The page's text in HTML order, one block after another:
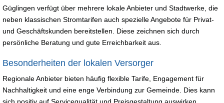
Güglingen verfügt über mehrere lokale Anbieter und Stadtwerke, die
neben klassischen Stromtarifen auch spezielle Angebote für Privat-
und Geschäftskunden bereitstellen. Diese zeichnen sich durch
persönliche Beratung und gute Erreichbarkeit aus.
Besonderheiten der lokalen Versorger
Regionale Anbieter bieten häufig flexible Tarife, Engagement für
Nachhaltigkeit und eine enge Verbindung zur Gemeinde. Dies kann
sich positiv auf Servicequalität und Preisgestaltung auswirken.